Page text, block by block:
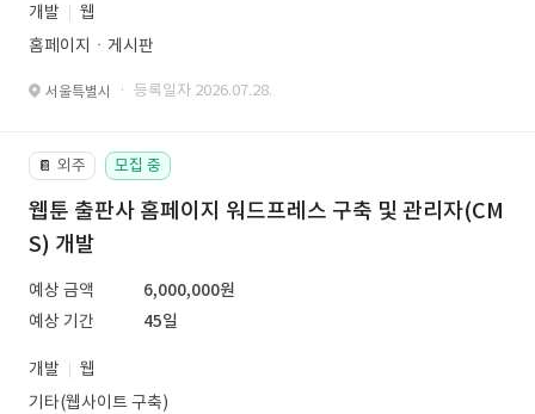
개발
웹
홈페이지ㆍ게시판
서울특별시 · 등록일자 2026.07.28.
📔 외주 모집 중
웹툰 출판사 홈페이지 워드프레스 구축 및 관리자(CM
S) 개발
예상 금액
6,000,000원
예상 기간
45일
개발
웹
기타(웹사이트 구축)